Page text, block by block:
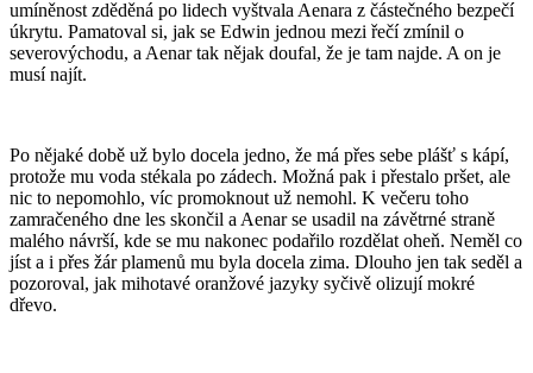
umíněnost zděděná po lidech vyštvala Aenara z částečného bezpečí
úkrytu. Pamatoval si, jak se Edwin jednou mezi řečí zmínil o
severovýchodu, a Aenar tak nějak doufal, že je tam najde. A on je
musí najít.
Po nějaké době už bylo docela jedno, že má přes sebe plášť s kápí,
protože mu voda stékala po zádech. Možná pak i přestalo pršet, ale
nic to nepomohlo, víc promoknout už nemohl. K večeru toho
zamračeného dne les skončil a Aenar se usadil na závětrné straně
malého návrší, kde se mu nakonec podařilo rozdělat oheň. Neměl co
jíst a i přes žár plamenů mu byla docela zima. Dlouho jen tak seděl a
pozoroval, jak mihotavé oranžové jazyky syčivě olizují mokré
dřevo.